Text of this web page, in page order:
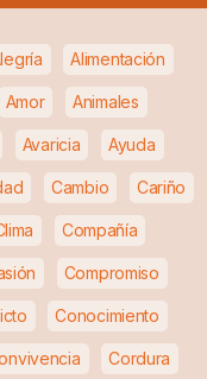
Alimentación
Amor Animales
Avaricia Ayuda
Cambio Cariño
Compañía
Compromiso
Conocimiento
Cordura